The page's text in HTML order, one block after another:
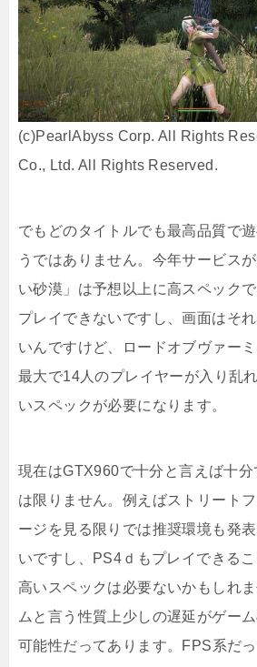
(c)PearlAbyss Corp. All Rights
Co., Ltd. All Rights Reserved.
でもどのタイトルでも最高品質で
うではありません。今年サービス
い砂漠」は予想以上に高スペック
プレイできないですし、画面はそ
いんですけど、ロードオブヴァー
最大で14人のプレイヤーが入り乱
いスペックが必要になります。
現在はGTX960で十分と言えば十分
は限りません。例えばストリート
ージを見る限りでは推奨環境も発
いですし、PS4ｄもプレイできる
高いスペックは必要ないかもしれ
ムと言う性質上少しの遅延がゲー
可能性だってあります。FPS系だっ